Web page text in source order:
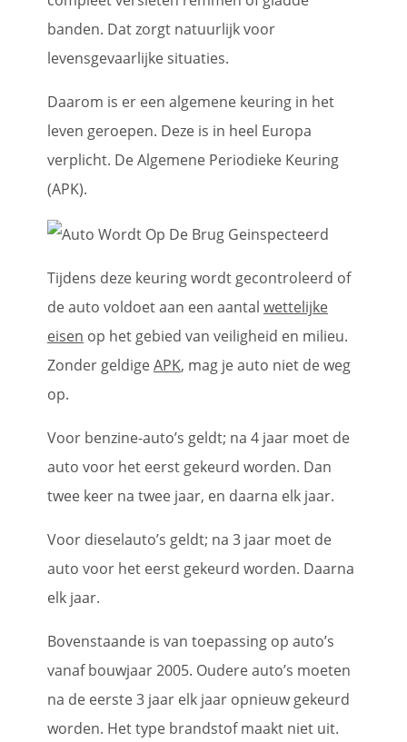
banden. Dat zorgt natuurlijk voor
levensgevaarlijke situaties.
Daarom is er een algemene keuring in het
leven geroepen. Deze is in heel Europa
verplicht. De Algemene Periodieke Keuring
(APK).
Tijdens deze keuring wordt gecontroleerd of
de auto voldoet aan een aantal wettelijke
eisen op het gebied van veiligheid en milieu.
Zonder geldigeAPK, mag je auto niet de weg
op.
Voor benzine-auto’s geldt; na 4 jaar moet de
auto voor het eerst gekeurd worden. Dan
twee keer na twee jaar, en daarna elk jaar.
Voor dieselauto’s geldt; na 3 jaar moet de
auto voor het eerst gekeurd worden. Daarna
elk jaar.
Bovenstaande is van toepassing op auto’s
vanaf bouwjaar 2005. Oudere auto’s moeten
na de eerste 3 jaar elk jaar opnieuw gekeurd
worden. Het type brandstof maakt niet uit.